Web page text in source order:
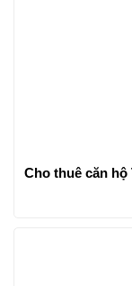
Cho thuê căn